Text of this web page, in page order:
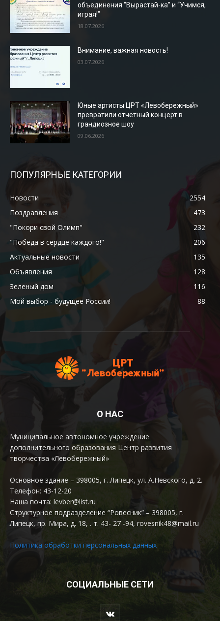
объединения “Вырастай-ка” и “Учимся,
играя!”
18.07.2026
Внимание, важная новость!
03.07.2026
Юные артисты ЦРТ «Левобережный»
превратили отчетный концерт в
грандиозное шоу
09.06.2026
ПОПУЛЯРНЫЕ КАТЕГОРИИ
Новости
2554
Поздравления
473
"Покори свой Олимп"
232
"Победа в сердце каждого!"
206
Актуальные новости
135
Объявления
128
Зеленый дом
116
Мой выбор - будущее России!
88
О НАС
Муниципальное автономное учреждение
дополнительного образования Центр развития
творчества «Левобережный»
Основное здание – 398005, г. Липецк, ул. А.Невского, д. 2.
Телефон: 43-12-20
Наша почта: levber@list.ru
Структурное подразделение “Ровесник” – 398005, г.
Липецк, пр. Мира, д. 18, . т. 43- 27 -94, rovesnik48@mail.ru
Политика обработки персональных данных
СОЦИАЛЬНЫЕ СЕТИ